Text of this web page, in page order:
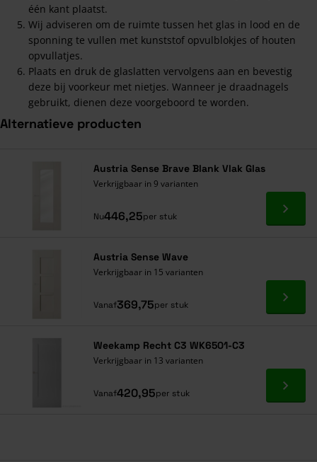
één kant plaatst.
Wij adviseren om de ruimte tussen het glas in lood en de
sponning te vullen met kunststof opvulblokjes of houten
opvullatjes.
Plaats en druk de glaslatten vervolgens aan en bevestig
deze bij voorkeur met nietjes. Wanneer je draadnagels
gebruikt, dienen deze voorgeboord te worden.
Alternatieve producten
Austria Sense Brave Blank Vlak Glas
Verkrijgbaar in 9 varianten
Nu446,25per stuk Ga
Austria Sense Wave
Verkrijgbaar in 15 varianten
Vanaf369,75per stuk Ga
Weekamp Recht C3 WK6501-C3
Verkrijgbaar in 13 varianten
Vanaf420,95per stuk Ga